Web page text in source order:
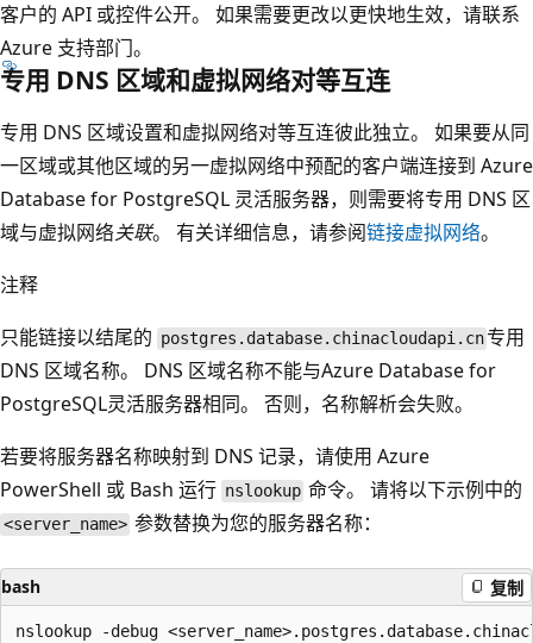
客户的 API 或控件公开。 如果需要更改以更快地生效，请联系
Azure 支持部门。
专用 DNS 区域和虚拟网络对等互连
专用 DNS 区域设置和虚拟网络对等互连彼此独立。 如果要从同
一区域或其他区域的另一虚拟网络中预配的客户端连接到 Azure
Database for PostgreSQL 灵活服务器，则需要将专用 DNS 区
域与虚拟网络关联。 有关详细信息，请参阅链接虚拟网络。
注释
只能链接以结尾的 postgres.database.chinacloudapi.cn专用
DNS 区域名称。 DNS 区域名称不能与Azure Database for
PostgreSQL灵活服务器相同。 否则，名称解析会失败。
若要将服务器名称映射到 DNS 记录，请使用 Azure
PowerShell 或 Bash 运行 nslookup 命令。 请将以下示例中的
<server_name> 参数替换为您的服务器名称：
bash 复制